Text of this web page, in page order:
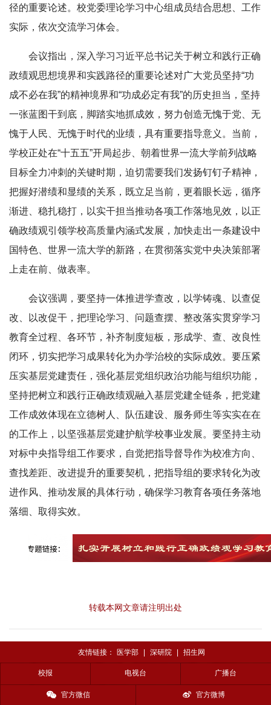
径的重要论述。校党委理论学习中心组成员结合思想、工作
实际，依次交流学习体会。
会议指出，深入学习习近平总书记关于树立和践行正确
政绩观思想境界和实践路径的重要论述对广大党员坚持“功
成不必在我”的精神境界和“功成必定有我”的历史担当，坚持
一张蓝图干到底，脚踏实地抓成效，努力创造无愧于党、无
愧于人民、无愧于时代的业绩，具有重要指导意义。当前，
学校正处在“十五五”开局起步、朝着世界一流大学前列战略
目标全力冲刺的关键时期，迫切需要我们发扬钉钉子精神，
把握好潜绩和显绩的关系，既立足当前，更着眼长远，循序
渐进、稳扎稳打，以实干担当推动各项工作落地见效，以正
确政绩观引领学校高质量内涵式发展，加快走出一条建设中
国特色、世界一流大学的新路，在贯彻落实党中央决策部署
上走在前、做表率。
会议强调，要坚持一体推进学查改，以学铸魂、以查促
改、以改促干，把理论学习、问题查摆、整改落实贯穿学习
教育全过程、各环节，补齐制度短板，形成学、查、改良性
闭环，切实把学习成果转化为办学治校的实际成效。要压紧
压实基层党建责任，强化基层党组织政治功能与组织功能，
坚持把树立和践行正确政绩观融入基层党建全链条，把党建
工作成效体现在立德树人、队伍建设、服务师生等实实在在
的工作上，以坚强基层党建护航学校事业发展。要坚持主动
对标中央指导组工作要求，自觉把指导督导作为校准方向、
查找差距、改进提升的重要契机，把指导组的要求转化为改
进作风、推动发展的具体行动，确保学习教育各项任务落地
落细、取得实效。
转载本网文章请注明出处
友情链接： 医学部 | 深研院 | 招生网
校报 电视台 广播台
官方微信 官方微博